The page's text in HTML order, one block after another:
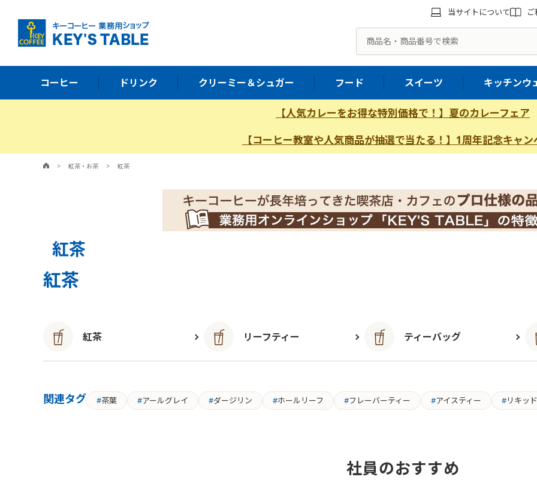
当サイトについて
コーヒー ドリンク クリーミー＆シュガー フード スイーツ キッチンウ
【人気カレーをお得な特別価格で！】夏のカレーフェア
【コーヒー教室や人気商品が抽選で当たる！】1周年記念キャン
> 紅茶・お茶 > 紅茶
紅茶
紅茶
紅茶 リーフティー ティーバッグ
関連タグ 茶葉 アールグレイ ダージリン ホールリーフ フレーバーティー アイスティー リキッ
社員のおすすめ